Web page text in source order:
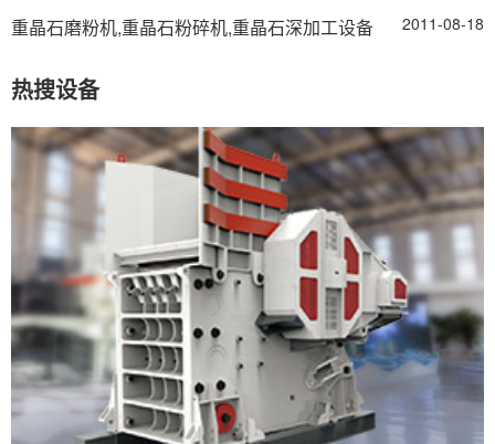
2011-08-18
重晶石磨粉机,重晶石粉碎机,重晶石深加工设备
热搜设备